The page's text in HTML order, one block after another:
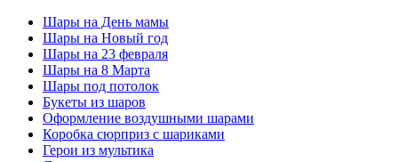
Шары на День мамы
Шары на Новый год
Шары на 23 февраля
Шары на 8 Марта
Шары под потолок
Букеты из шаров
Оформление воздушными шарами
Коробка сюрприз с шариками
Герои из мультика